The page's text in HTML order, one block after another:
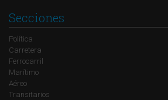
Secciones
Política
Carretera
Ferrocarril
Marítimo
Aéreo
Transitarios